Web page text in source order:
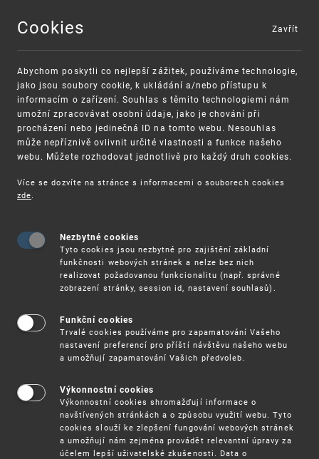
MENU
VAROVÁNÍ
Finanční podpora
Vynálezy / Patenty
Užitnévzory
Ochrannéznámky
Cookies
Abychom poskytli co nejlepší zážitek, používáme technologie,
jako jsou soubory cookie, k ukládání a/nebo přístupu k
informacím o zařízení. Souhlas s těmito technologiemi nám
umožní zpracovávat osobní údaje, jako je chování při
procházení nebo jedinečná ID na tomto webu. Nesouhlas
může nepříznivě ovlivnit určité vlastnosti a funkce našeho
webu. Můžete rozhodovat jednotlivě pro každý druh cookies.
Více se dozvíte na stránce s informacemi o souborech cookies
zde.
Nezbytné cookies
Tyto cookies jsou nezbytné pro zajištění základní
funkčnosti webových stránek a nelze bez nich
realizovat požadovanou funkcionalitu (např. správné
zobrazení stránky, session id, nastavení souhlasů).
Funkční cookies
Trvalé cookies používáme pro zapamatování Vašeho
nastavení preferencí pro příští návštěvu našeho webu
a umožňují zapamatování Vašich předvoleb.
Výkonnostní cookies
Výkonnostní cookies shromažďují informace o
navštívených stránkách a o způsobu využití webu. Tyto
cookies slouží ke zlepšení fungování webových stránek
a umožňují nám zejména provádět relevantní úpravy za
účelem lepší uživatelské zkušenosti. Data o
Zavřít